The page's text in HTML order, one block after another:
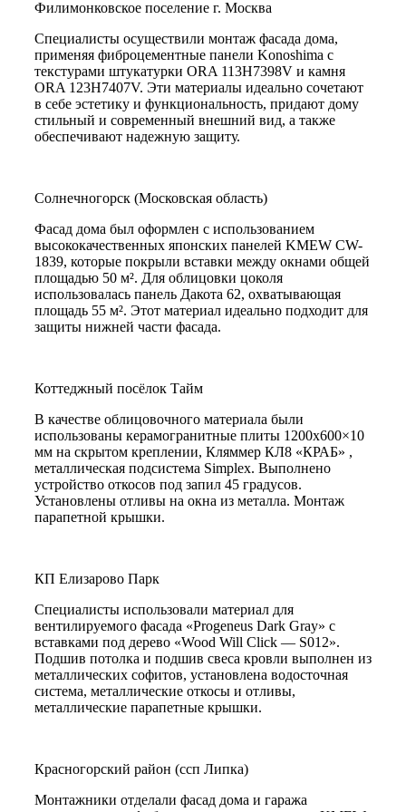
Филимонковское поселение г. Москва
Специалисты осуществили монтаж фасада дома,
применяя фиброцементные панели Konoshima с
текстурами штукатурки ORA 113H7398V и камня
ORA 123H7407V. Эти материалы идеально сочетают
в себе эстетику и функциональность, придают дому
стильный и современный внешний вид, а также
обеспечивают надежную защиту.
Солнечногорск (Московская область)
Фасад дома был оформлен с использованием
высококачественных японских панелей KMEW CW-
1839, которые покрыли вставки между окнами общей
площадью 50 м². Для облицовки цоколя
использовалась панель Дакота 62, охватывающая
площадь 55 м². Этот материал идеально подходит для
защиты нижней части фасада.
Коттеджный посёлок Тайм
В качестве облицовочного материала были
использованы керамогранитные плиты 1200х600×10
мм на скрытом креплении, Кляммер КЛ8 «КРАБ» ,
металлическая подсистема Simplex. Выполнено
устройство откосов под запил 45 градусов.
Установлены отливы на окна из металла. Монтаж
парапетной крышки.
КП Елизарово Парк
Специалисты использовали материал для
вентилируемого фасада «Progeneus Dark Gray» с
вставками под дерево «Wood Will Click — S012».
Подшив потолка и подшив свеса кровли выполнен из
металлических софитов, установлена водосточная
система, металлические откосы и отливы,
металлические парапетные крышки.
Красногорский район (ссп Липка)
Монтажники отделали фасад дома и гаража